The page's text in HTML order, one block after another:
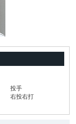
投手
右投右打